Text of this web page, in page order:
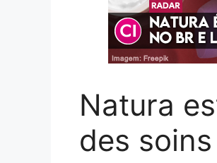
Natura
des